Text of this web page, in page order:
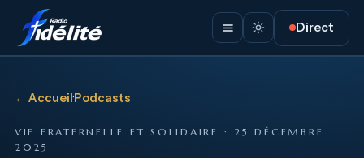
Direct
← Accueil·Podcasts
VIE FRATERNELLE ET SOLIDAIRE · 25 DÉCEMBRE
2025